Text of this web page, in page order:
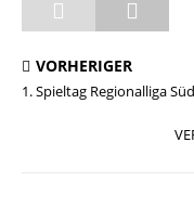
VORHERIGER
1. Spieltag Regionalliga